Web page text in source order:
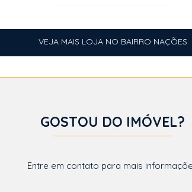
VEJA MAIS LOJA NO BAIRRO NAÇÕES
GOSTOU DO IMÓVEL?
Entre em contato para mais